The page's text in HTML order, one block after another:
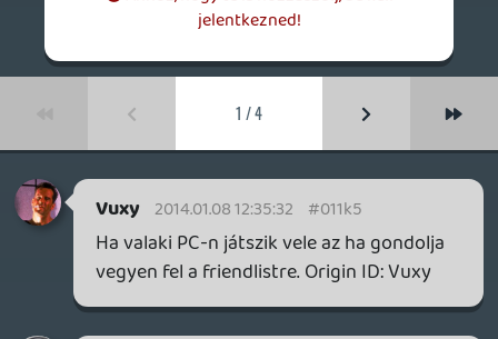
Ne engedj a kísértésnek, én már
szabadulok tőle, és örömmel teszem:)
Tartalmilag is eléggé karcsú (online biztos
még megtoldja, de már nem érdekel) 2
délután bőven elég hogy a 10-es lista
feladatok vannak, meg ha akarod
fejlesztgetni a járgányokat, akkor
mindegyikhez van 5 verseny, de ezek
ismétlődnek. Mondjuk neked sikerült
megbarátkoznod az autók irányításával,
nekem meg még bő 10óra után sem.